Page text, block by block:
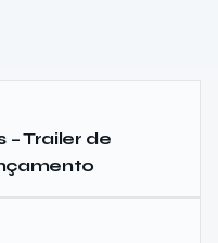
– Trailer de